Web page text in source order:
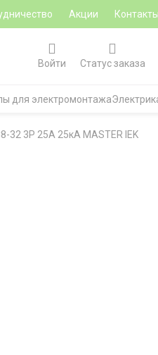
Акции Контакты
Войти
Статус заказа
для электромонтажа
32 3Р 25А 25кА MASTER IEK